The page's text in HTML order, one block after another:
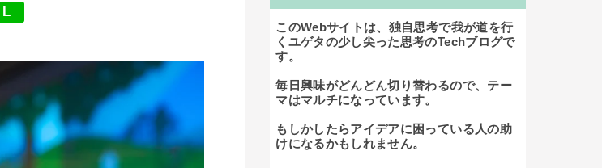
L
このWebサイトは、独自思考で我が道を行
くユゲタの少し尖った思考のTechブログで
す。
毎日興味がどんどん切り替わるので、テー
マはマルチになっています。
もしかしたらアイデアに困っている人の助
けになるかもしれません。